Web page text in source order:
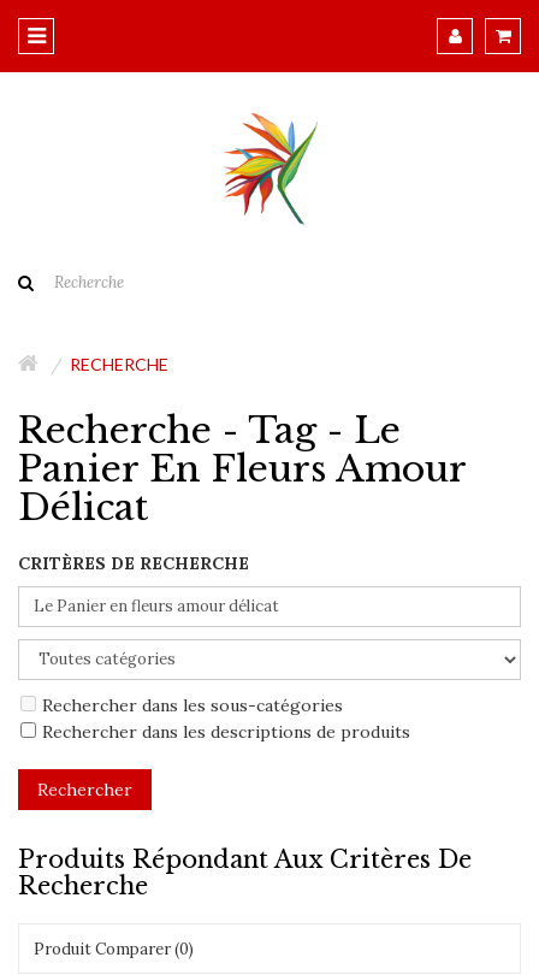
RECHERCHE
Recherche - Tag - Le
Panier En Fleurs Amour
Délicat
CRITÈRES DE RECHERCHE
Rechercher dans les sous-catégories
Rechercher dans les descriptions de produits
Produits Répondant Aux Critères De
Recherche
Produit Comparer (0)